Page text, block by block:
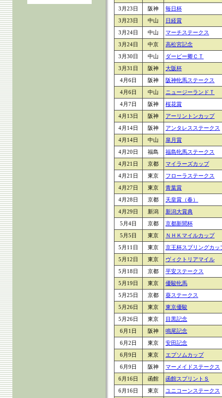
3月23日
阪神
毎日杯
3月23日
中山
日経賞
3月24日
中山
マーチステークス
3月24日
中京
高松宮記念
3月30日
中山
ダービー卿ＣＴ
3月31日
阪神
大阪杯
4月6日
阪神
阪神牝馬ステークス
4月6日
中山
ニュージーランドＴ
4月7日
阪神
桜花賞
4月13日
阪神
アーリントンカップ
4月14日
阪神
アンタレスステークス
4月14日
中山
皐月賞
4月20日
福島
福島牝馬ステークス
4月21日
京都
マイラーズカップ
4月21日
東京
フローラステークス
4月27日
東京
青葉賞
4月28日
京都
天皇賞（春）
4月29日
新潟
新潟大賞典
5月4日
京都
京都新聞杯
5月5日
東京
ＮＨＫマイルカップ
5月11日
東京
京王杯スプリングカッ
5月12日
東京
ヴィクトリアマイル
5月18日
京都
平安ステークス
5月19日
東京
優駿牝馬
5月25日
京都
葵ステークス
5月26日
東京
東京優駿
5月26日
東京
目黒記念
6月1日
阪神
鳴尾記念
6月2日
東京
安田記念
6月9日
東京
エプソムカップ
6月9日
阪神
マーメイドステークス
6月16日
函館
函館スプリントＳ
6月16日
東京
ユニコーンステークス